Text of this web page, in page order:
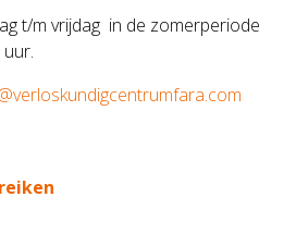
t/m vrijdag in de zomerperiode